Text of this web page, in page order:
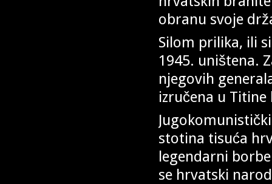
obranu svoje
Silom prilika, ili
1945. uništena.
njegovih
izručena u
stotina tisuća
legendarni
se hrvatski